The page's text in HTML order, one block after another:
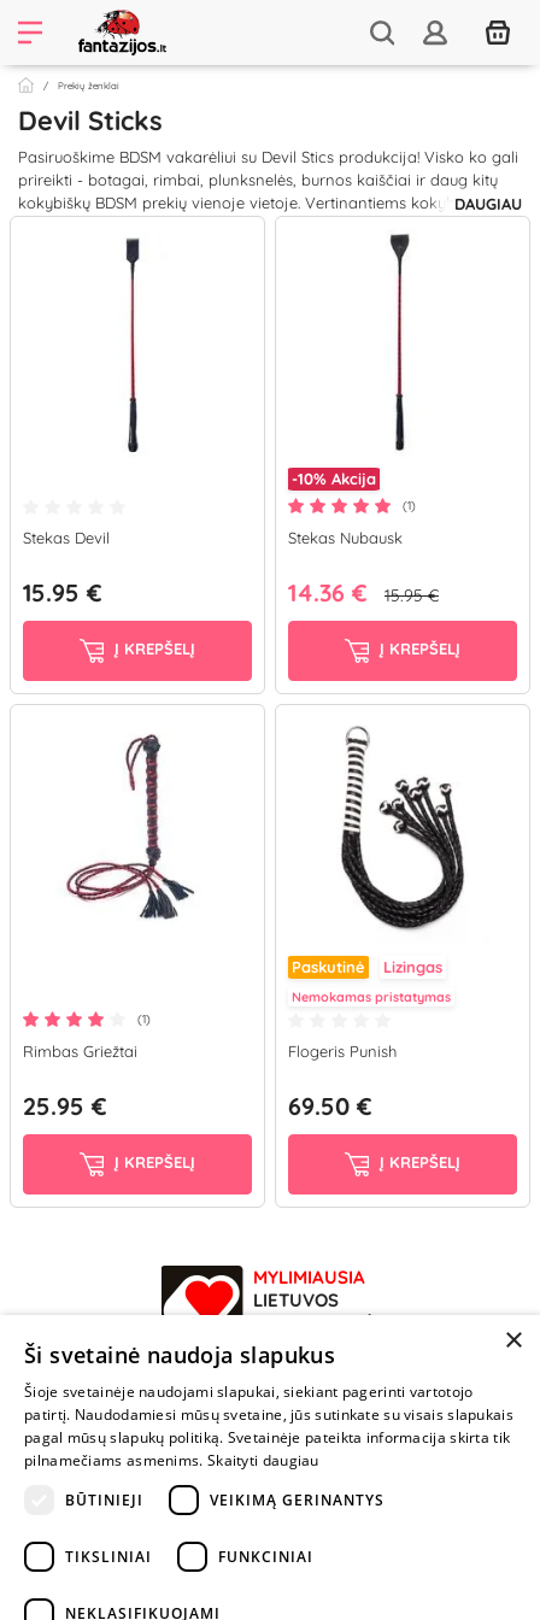
Prekių ženklai
Devil Sticks
Pasiruoškime BDSM vakarėliui su Devil Stics produkcija! Visko ko gali
prireikti - botagai, rimbai, plunksnelės, burnos kaiščiai ir daug kitų
kokybiškų BDSM prekių vienoje vietoje. Vertinantiems kokybę už
prieinamą kainą Devil Stics turi daug pasiūlymų!
DAUGIAU
Stekas Devil
15.95 €
Į KREPŠELĮ
-10% Akcija
(1)
Stekas Nubausk
14.36 € 15.95 €
Į KREPŠELĮ
(1)
Rimbas Griežtai
25.95 €
Į KREPŠELĮ
Paskutinė Lizingas
Nemokamas pristatymas
Flogeris Punish
69.50 €
Į KREPŠELĮ
MYLIMIAUSIA
LIETUVOS
ELEKTRONINĖ
PARDUOTUVĖ
NENUSTOK
ŽAISTI
+370 600 84088
info@fantazijos.lt
×
Ši svetainė naudoja slapukus
Šioje svetainėje naudojami slapukai, siekiant pagerinti vartotojo
patirtį. Naudodamiesi mūsų svetaine, jūs sutinkate su visais slapukais
pagal mūsų slapukų politiką. Svetainėje pateikta informacija skirta tik
pilnamečiams asmenims. Skaityti daugiau
BŪTINIEJI
VEIKIMĄ GERINANTYS
TIKSLINIAI FUNKCINIAI
NEKLASIFIKUOJAMI